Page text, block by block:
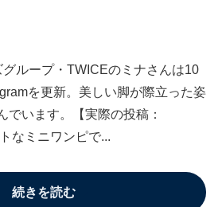
ループ・TWICEのミナさんは10
を更新。美しい脚が際立った姿
でいます。【実際の投稿：
なミニワンピで...
続きを読む